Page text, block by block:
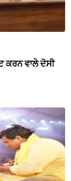
ਕਰਨ ਵਾਲੇ ਦੋਸੀ